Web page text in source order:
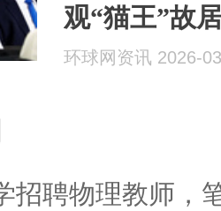
观“猫王”故
环球网资讯 2026-
招聘物理教师，